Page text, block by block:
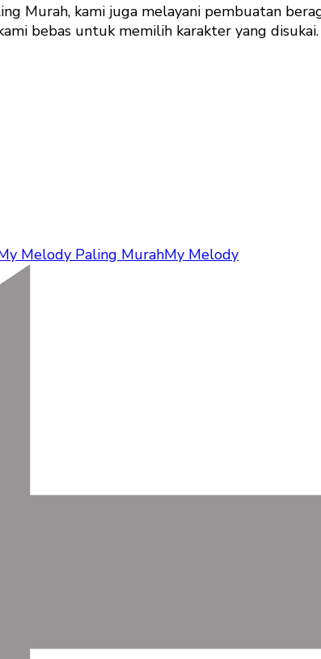
Murah, kami juga melayani pembuatan
bebas untuk memilih karakter yang
Melody Paling MurahMy Melody